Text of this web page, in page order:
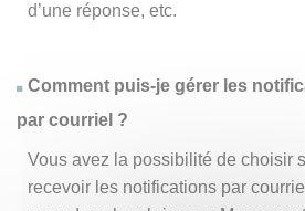
d’une réponse, etc.
Comment puis-je gérer les
par courriel ?
Vous avez la possibilité de choisir
recevoir les notifications par